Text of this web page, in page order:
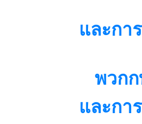
และกา
พวกก
และกา